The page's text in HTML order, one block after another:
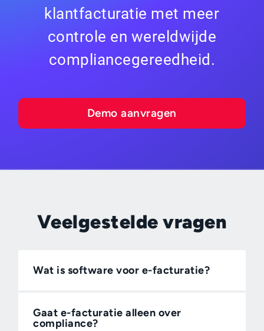
klantfacturatie met meer
controle en wereldwijde
compliancegereedheid.
Demo aanvragen
Veelgestelde vragen
Wat is software voor e-facturatie?
Gaat e-facturatie alleen over
compliance?